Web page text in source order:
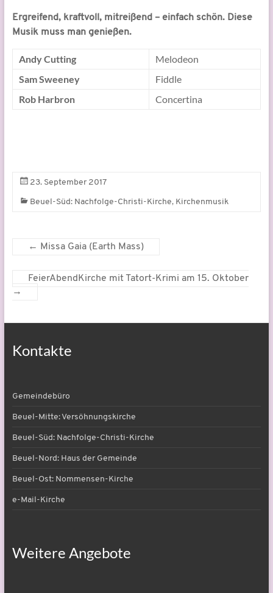
Ergreifend, kraftvoll, mitreißend – einfach schön. Diese
Musik muss man genießen.
Andy Cutting
Melodeon
Sam Sweeney
Fiddle
Rob Harbron
Concertina
23. September 2017
Beuel-Süd: Nachfolge-Christi-Kirche, Kirchenmusik
← Missa Gaia (Earth Mass)
FeierAbendKirche mit Tatort-Krimi am 15. Oktober
→
Kontakte
Gemeindebüro
Beuel-Mitte: Versöhnungskirche
Beuel-Süd: Nachfolge-Christi-Kirche
Beuel-Nord: Haus der Gemeinde
Beuel-Ost: Nommensen-Kirche
e-Mail-Kirche
Weitere Angebote